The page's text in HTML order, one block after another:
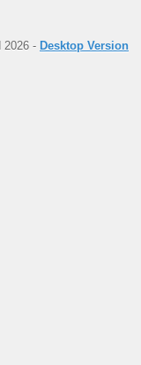
2026 - Desktop Version